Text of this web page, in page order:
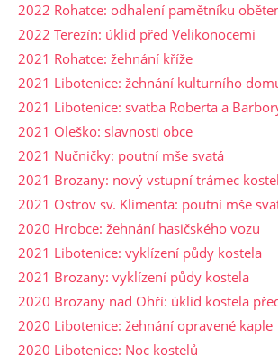
2022 Rohatce: odhalení pamětníku
2022 Terezín: úklid před Velikonocemi
2021 Rohatce: žehnání kříže
2021 Libotenice: žehnání kulturního
2021 Libotenice: svatba Roberta a
2021 Oleško: slavnosti obce
2021 Nučničky: poutní mše svatá
2021 Brozany: nový vstupní trámec
2021 Ostrov sv. Klimenta: poutní mše
2020 Hrobce: žehnání hasičského vozu
2021 Libotenice: vyklízení půdy kostela
2021 Brozany: vyklízení půdy kostela
2020 Brozany nad Ohří: úklid kostela
2020 Libotenice: žehnání opravené kaple
2020 Libotenice: Noc kostelů